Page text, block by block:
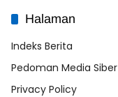
Halaman
Indeks Berita
Pedoman Media Siber
Privacy Policy